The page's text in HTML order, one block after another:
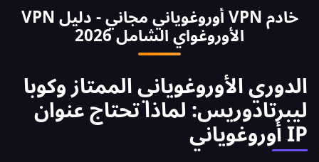
VTV وCanal 10. بالاتصال بخادمنا في مونتيفيديو،
تحصل على عنوان IP أوروغوياني يتيح لك مشاهدة المباراة
مباشرةً من أي مكان في العالم بجودة عالية.
خادم VPN أوروغوياني مجاني - دليل VPN
الأوروغواي الشامل 2026
الدوري الأوروغوياني الممتاز وكوبا
ليبرتادوريس: لماذا تحتاج عنوان
IP أوروغوياني